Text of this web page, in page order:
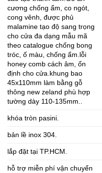
cương chống ẩm, co ngót,
cong vênh, được phủ
malamine tạo độ sang trọng
cho cửa đa dạng mẫu mã
theo catalogue chống bong
tróc, ố màu, chống ẩm.lỗi
honey comb cách âm, ổn
định cho cửa.khung bao
45x110mm làm bằng gỗ
thông new zeland phù hợp
tường dày 110-135mm..
khóa tròn pasini.
bản lề inox 304.
lắp đặt tại TP.HCM.
hỗ trợ miễn phí vận chuyển